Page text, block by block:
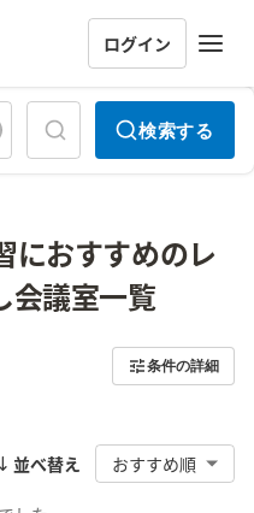
ログイン
検索する
におすすめのレ
会議室一覧
条件の詳細
並べ替え おすすめ順